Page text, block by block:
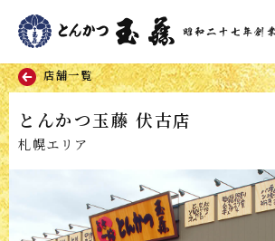
店舗一覧
とんかつ玉藤 伏古店
札幌エリア